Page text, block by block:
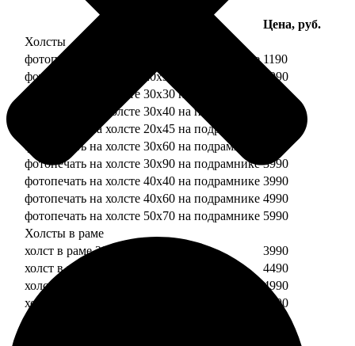
Цена, руб.
Холсты
фотопечать на холсте 20х20 на подрамнике 1190
фотопечать на холсте 20х30 на подрамнике
1990
фотопечать на холсте 30х30 на подрамнике
фотопечать на холсте 30х40 на подрамнике
фотопечать на холсте 20х45 на подрамнике
фотопечать на холсте 30х60 на подрамнике
фотопечать на холсте 30х90 на подрамнике 3990
фотопечать на холсте 40х40 на подрамнике 3990
фотопечать на холсте 40х60 на подрамнике 4990
фотопечать на холсте 50х70 на подрамнике 5990
Холсты в раме
холст в раме 20х20
3990
холст в раме 20х30
4490
холст в раме 30х30
4990
холст в раме 30х40
5490